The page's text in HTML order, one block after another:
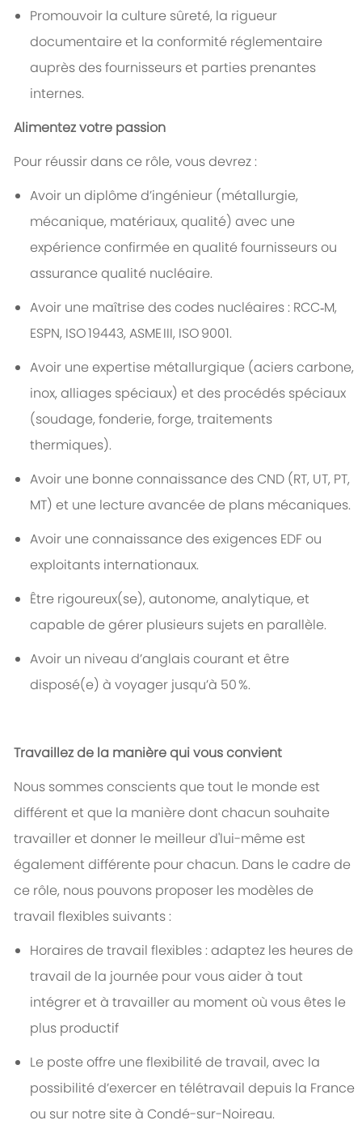
Promouvoir la culture sûreté, la rigueur
documentaire et la conformité réglementaire
auprès des fournisseurs et parties prenantes
internes.
Alimentez votre passion
Pour réussir dans ce rôle, vous devrez :
Avoir un diplôme d’ingénieur (métallurgie,
mécanique, matériaux, qualité) avec une
expérience confirmée en qualité fournisseurs ou
assurance qualité nucléaire.
Avoir une maîtrise des codes nucléaires : RCC‑M,
ESPN, ISO 19443, ASME III, ISO 9001.
Avoir une expertise métallurgique (aciers carbone,
inox, alliages spéciaux) et des procédés spéciaux
(soudage, fonderie, forge, traitements
thermiques).
Avoir une bonne connaissance des CND (RT, UT, PT,
MT) et une lecture avancée de plans mécaniques.
Avoir une connaissance des exigences EDF ou
exploitants internationaux.
Être rigoureux(se), autonome, analytique, et
capable de gérer plusieurs sujets en parallèle.
Avoir un niveau d’anglais courant et être
disposé(e) à voyager jusqu’à 50 %.
Travaillez de la manière qui vous convient
Nous sommes conscients que tout le monde est
différent et que la manière dont chacun souhaite
travailler et donner le meilleur d'lui-même est
également différente pour chacun. Dans le cadre de
ce rôle, nous pouvons proposer les modèles de
travail flexibles suivants :
Horaires de travail flexibles : adaptez les heures de
travail de la journée pour vous aider à tout
intégrer et à travailler au moment où vous êtes le
plus productif
Le poste offre une flexibilité de travail, avec la
possibilité d’exercer en télétravail depuis la France
ou sur notre site à Condé-sur-Noireau.